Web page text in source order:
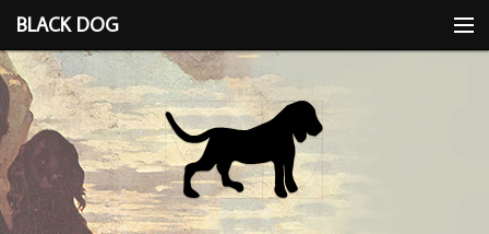
BLACK DOG
IDEEA
CU LIMBA SCOASĂ